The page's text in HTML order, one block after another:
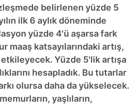
belirlenen yüzde 5
ilk 6 aylık döneminde
yüzde 4'ü aşarsa fark
maaş katsayılarındaki artış,
etkileyecek. Yüzde 5'lik artışa
hesapladık. Bu tutarlar
olursa daha da yükselecek.
yaşlıların,